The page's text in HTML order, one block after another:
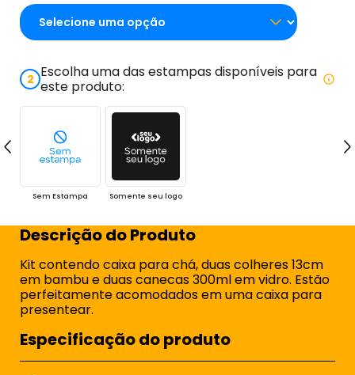
2 Escolha uma das estampas disponíveis para
este produto:
Sem Estampa Somente seu logo
Descrição do Produto
Kit contendo caixa para chá, duas colheres 13cm
em bambu e duas canecas 300ml em vidro. Estão
perfeitamente acomodados em uma caixa para
presentear.
Especificação do produto